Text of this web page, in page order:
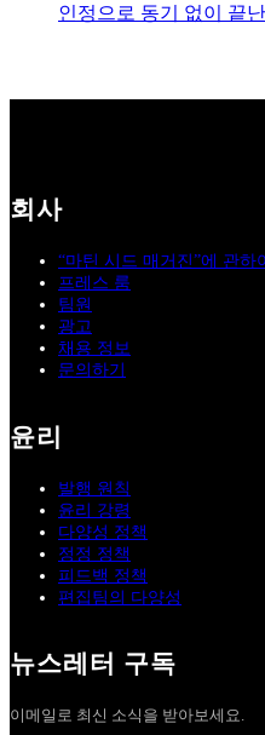
인정으로 동기 없이 끝
회사
“마틴 시드 매거진”에 관하
프레스 룸
팀원
광고
채용 정보
문의하기
윤리
발행 원칙
윤리 강령
다양성 정책
정정 정책
피드백 정책
편집팀의 다양성
뉴스레터 구독
이메일로 최신 소식을 받아보세요.